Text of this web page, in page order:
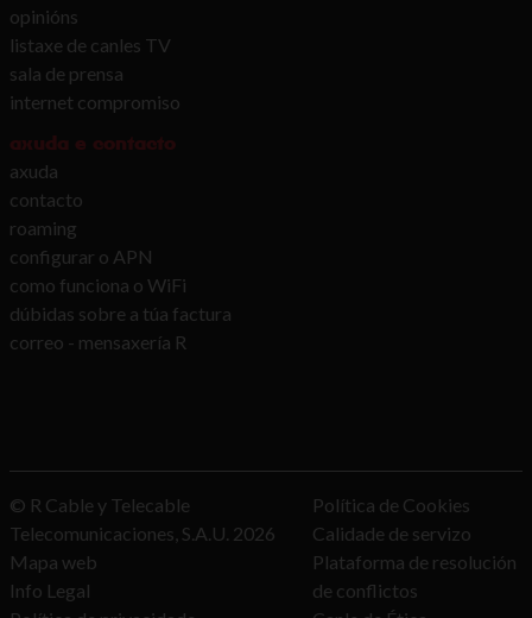
opinións
listaxe de canles TV
sala de prensa
internet compromiso
axuda e contacto
axuda
contacto
roaming
configurar o APN
como funciona o WiFi
dúbidas sobre a túa factura
correo - mensaxería R
© R Cable y Telecable
Telecomunicaciones, S.A.U. 2026
Mapa web
Info Legal
Política de Cookies
Calidade de servizo
Plataforma de resolución
de conflictos